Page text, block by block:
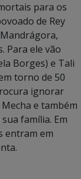
para os
de Rey
Para ele vão
Borges) e Tali
torno de 50
ignorar
e também
família. Em
entram em